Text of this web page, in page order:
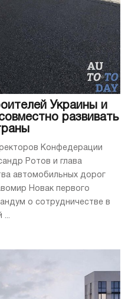
Украины и
развивать
Конфедерации
Ротов и глава
автомобильных дорог
Новак первого
о сотрудничестве в
...